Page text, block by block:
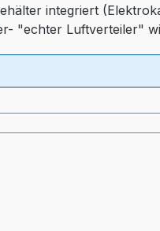
integriert
"echter Luftverteiler"